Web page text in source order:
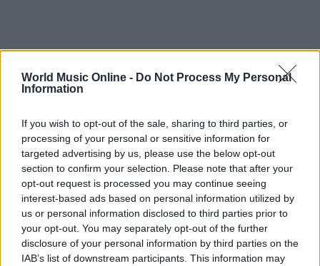
World Music Online - Do Not Process My Personal
Information
If you wish to opt-out of the sale, sharing to third parties, or
processing of your personal or sensitive information for
targeted advertising by us, please use the below opt-out
section to confirm your selection. Please note that after your
opt-out request is processed you may continue seeing
interest-based ads based on personal information utilized by
us or personal information disclosed to third parties prior to
your opt-out. You may separately opt-out of the further
disclosure of your personal information by third parties on the
IAB’s list of downstream participants. This information may
AUTORE
Redazione